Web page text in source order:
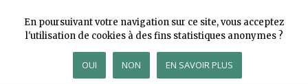
En poursuivant votre navigation sur ce site, vous acceptez
l'utilisation de cookies à des fins statistiques anonymes ?
OUI NON EN SAVOIR PLUS